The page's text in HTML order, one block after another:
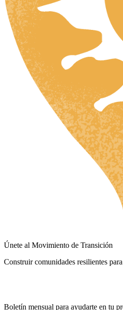
Únete al Movimiento de Transición
Construir comunidades resilientes
Boletín mensual para ayudarte en tu
ES_MX
IT
SV
UK
RU
ZH
HR